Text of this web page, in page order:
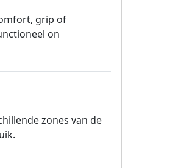
grip of
on
zones van de